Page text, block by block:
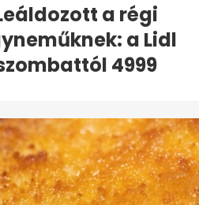
a régi
a Lidl
4999